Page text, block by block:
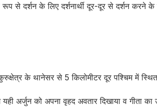
रूप से दर्शन के लिए दर्शनार्थी दूर-दूर से दर्शन करने
कुरुक्षेत्र के थानेसर से 5 किलोमीटर दूर पश्चिम में
अर्जुन को अपना वृहद अवतार दिखाया व गीता का